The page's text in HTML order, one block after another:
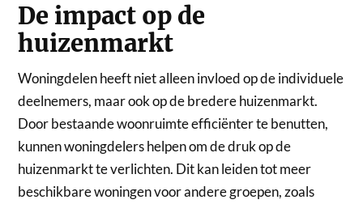
De impact op de
huizenmarkt
Woningdelen heeft niet alleen invloed op de individuele
deelnemers, maar ook op de bredere huizenmarkt.
Door bestaande woonruimte efficiënter te benutten,
kunnen woningdelers helpen om de druk op de
huizenmarkt te verlichten. Dit kan leiden tot meer
beschikbare woningen voor andere groepen, zoals